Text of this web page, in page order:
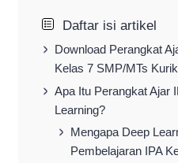
Daftar isi artikel
Download Perangkat
Kelas 7 SMP/MTs
Apa Itu Perangkat Ajar
Learning?
Mengapa Deep
Pembelajaran IPA